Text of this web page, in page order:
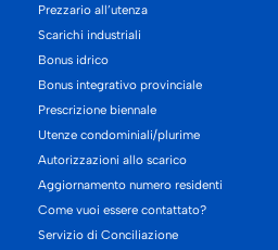
Prezzario all’utenza
Scarichi industriali
Bonus idrico
Bonus integrativo provinciale
Prescrizione biennale
Utenze condominiali/plurime
Autorizzazioni allo scarico
Aggiornamento numero residenti
Come vuoi essere contattato?
Servizio di Conciliazione